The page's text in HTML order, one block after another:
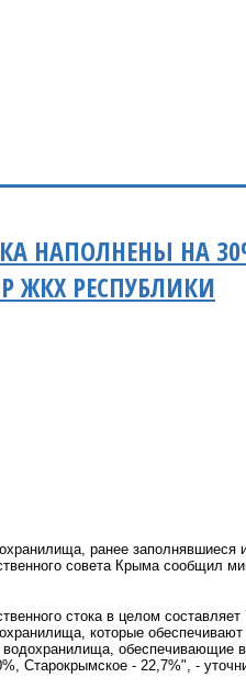
НАПОЛНЕНЫ НА
ЖКХ РЕСПУБЛИКИ
ранее заполнявшиеся
совета Крыма сообщил
стока в целом
которые
обеспечивающие
Старокрымское - 22,7%", -